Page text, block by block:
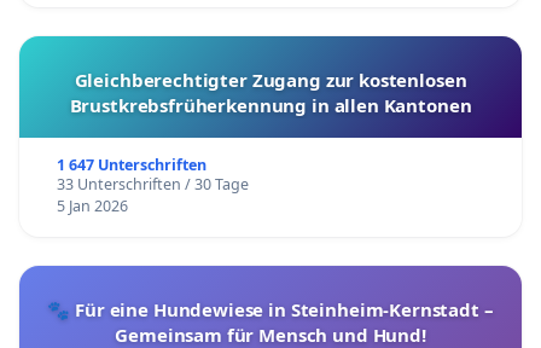
Gleichberechtigter Zugang zur kostenlosen
Brustkrebsfrüherkennung in allen Kantonen
1 647 Unterschriften
33 Unterschriften / 30 Tage
5 Jan 2026
🐾 Für eine Hundewiese in Steinheim-Kernstadt –
Gemeinsam für Mensch und Hund!